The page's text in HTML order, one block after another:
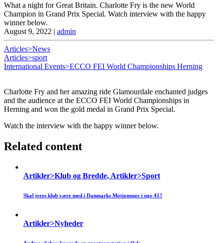
What a night for Great Britain. Charlotte Fry is the new World
Champion in Grand Prix Special. Watch interview with the happy
winner below.
August 9, 2022 | admin
Articles>News
Articles>sport
International Events>ECCO FEI World Championships Herning
Charlotte Fry and her amazing ride Glamourdale enchanted judges
and the audience at the ECCO FEI World Championships in
Herning and won the gold medal in Grand Prix Special.
Watch the interview with the happy winner below.
Related content
Artikler>Klub og Bredde, Artikler>Sport
Skal jeres klub være med i Danmarks Motionsuge i uge 41?
Artikler>Nyheder